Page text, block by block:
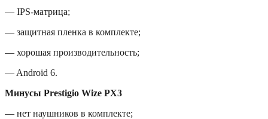
— IPS-матрица;
— защитная пленка в комплекте;
— хорошая производительность;
— Android 6.
Минусы Prestigio Wize PX3
— нет наушников в комплекте;